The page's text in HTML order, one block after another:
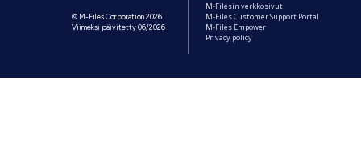
© M-Files Corporation 2026
Viimeksi päivitetty 06/2026
M-Filesin verkkosivut
M-Files Customer Support Portal
M-Files Empower
Privacy policy